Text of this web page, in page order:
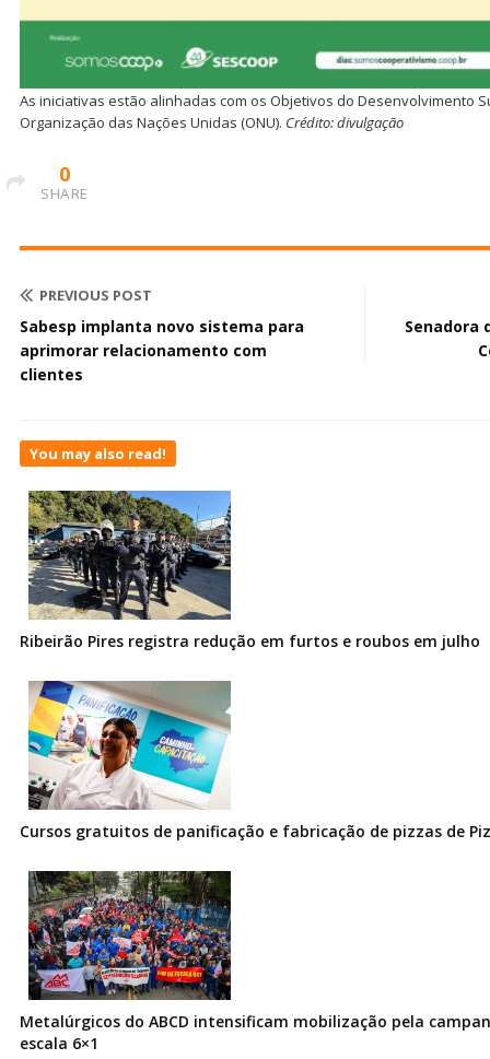
As iniciativas estão alinhadas com os Objetivos do Desenvolvimento
Organização das Nações Unidas (ONU). Crédito: divulgação
0
SHARE
PREVIOUS POST
Sabesp implanta novo sistema para
aprimorar relacionamento com
clientes
Senadora
You may also read!
Ribeirão Pires registra redução em furtos e roubos em julho
Cursos gratuitos de panificação e fabricação de pizzas de
Metalúrgicos do ABCD intensificam mobilização pela
escala 6×1